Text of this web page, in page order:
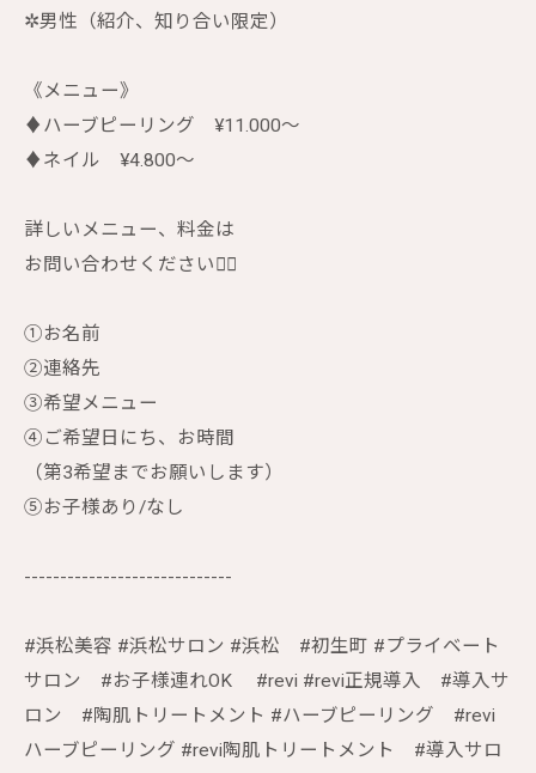
✲︎男性（紹介、知り合い限定）
《メニュー》
♦︎ハーブピーリング ¥11.000〜
♦︎ネイル ¥4.800〜
詳しいメニュー、料金は
お問い合わせください🙇‍♀️
①お名前
②連絡先
③希望メニュー
④ご希望日にち、お時間
（第3希望までお願いします）
⑤お子様あり/なし
-----------------------------
#浜松美容 #浜松サロン #浜松 #初生町 #プライベート
サロン #お子様連れOK #revi #revi正規導入 #導入サ
ロン #陶肌トリートメント #ハーブピーリング #revi
ハーブピーリング #revi陶肌トリートメント #導入サロ